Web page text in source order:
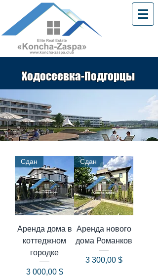
Ходосеевка-Подгорцы
Сдан
Аренда дома в
коттеджном
городке
Цена
3 000,00 $
Сдан
Аренда нового
дома Романков
Цена
3 300,00 $